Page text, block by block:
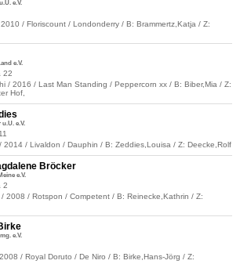
e.V.
/ Floriscount / Londonderry / B: Brammertz,Katja / Z:
e.V.
22
/ 2016 / Last Man Standing / Peppercorn xx / B: Biber,Mia / Z:
Hof,
e.V.
2014 / Livaldon / Dauphin / B: Zeddies,Louisa / Z: Deecke,Rolf
Bröcker
e.V.
2
2008 / Rotspon / Competent / B: Reinecke,Kathrin / Z:
e.V.
/ Royal Doruto / De Niro / B: Birke,Hans-Jörg / Z: